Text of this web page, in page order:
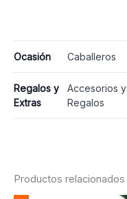
Ocasión Caballeros
Regalos y
Extras
Accesorios y
Regalos
Productos relacionados